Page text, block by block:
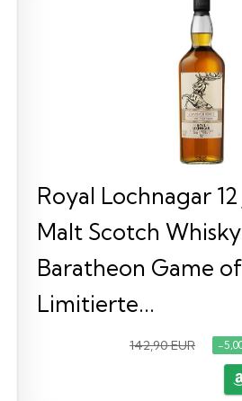
Royal Lochnagar
Malt Scotch
Baratheon Game
Limitierte...
142,90 EUR